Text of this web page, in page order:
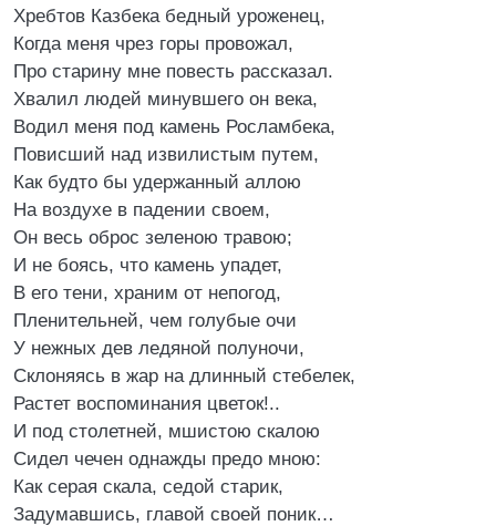
Хребтов Казбека бедный уроженец,
Когда меня чрез горы провожал,
Про старину мне повесть рассказал.
Хвалил людей минувшего он века,
Водил меня под камень Росламбека,
Повисший над извилистым путем,
Как будто бы удержанный аллою
На воздухе в падении своем,
Он весь оброс зеленою травою;
И не боясь, что камень упадет,
В его тени, храним от непогод,
Пленительней, чем голубые очи
У нежных дев ледяной полуночи,
Склоняясь в жар на длинный стебелек,
Растет воспоминания цветок!..
И под столетней, мшистою скалою
Сидел чечен однажды предо мною:
Как серая скала, седой старик,
Задумавшись, главой своей поник…